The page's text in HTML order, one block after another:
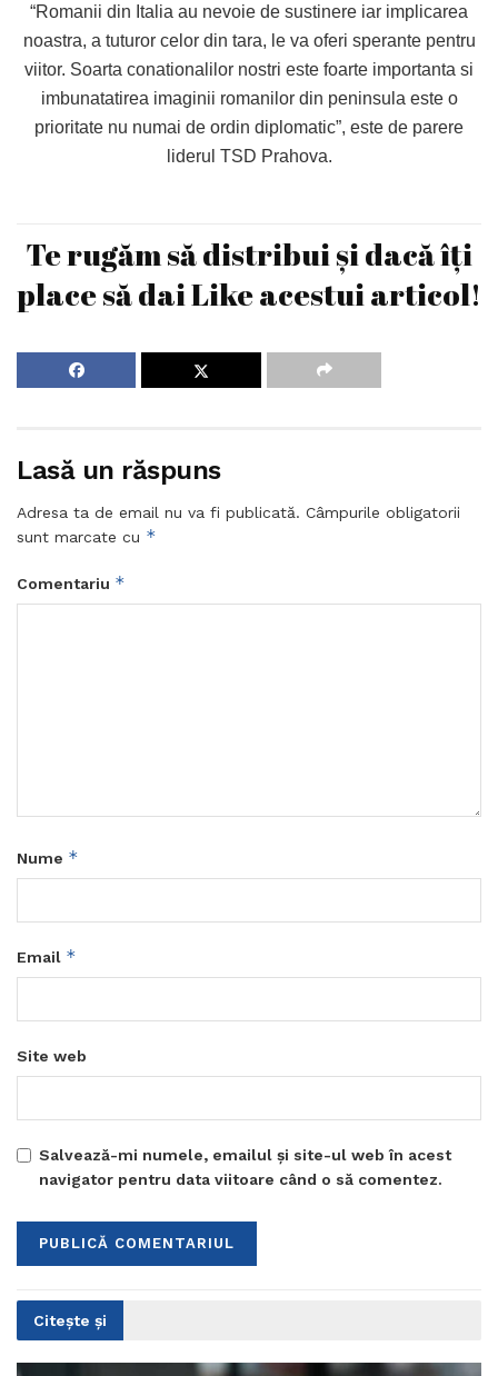
“Romanii din Italia au nevoie de sustinere iar implicarea
noastra, a tuturor celor din tara, le va oferi sperante pentru
viitor. Soarta conationalilor nostri este foarte importanta si
imbunatatirea imaginii romanilor din peninsula este o
prioritate nu numai de ordin diplomatic”, este de parere
liderul TSD Prahova.
Te rugăm să distribui și dacă îți
place să dai Like acestui articol!
Lasă un răspuns
Adresa ta de email nu va fi publicată. Câmpurile obligatorii
sunt marcate cu *
Comentariu *
Nume *
Email *
Site web
Salvează-mi numele, emailul și site-ul web în acest
navigator pentru data viitoare când o să comentez.
Citește și